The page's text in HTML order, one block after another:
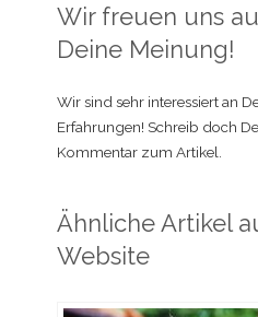
Wir freuen uns
Deine Meinung!
Wir sind sehr interessiert an
Erfahrungen! Schreib doch
Kommentar zum Artikel.
Ähnliche Artikel
Website